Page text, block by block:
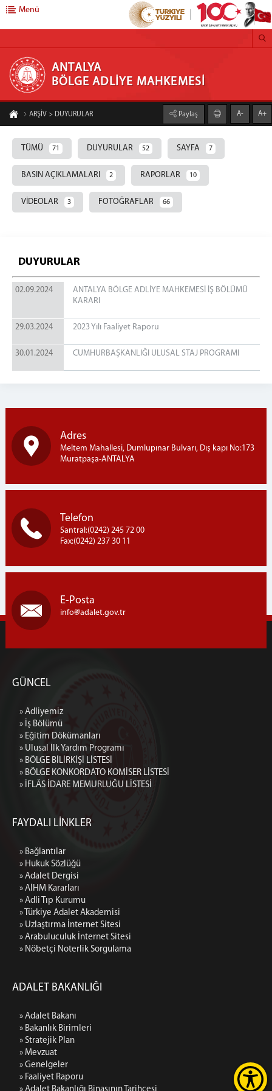
ANTALYA BÖLGE ADLİYE MAHKEMESİ
BAŞSAVCILIK
Cumhuriyet Başsavcısı
Cumhuriyet Başsavcıvekilleri
BAŞKANLIK
Bölge Adliye Mahkemesi Başkanı
KOMİSYON
BÖLGE BİLİRKİŞİ LİSTESİ
BÖLGE KONKORDATO KOMİSER LİSTESİ
İFLÂS İDARE MEMURLUĞU LİSTESİ
İLETİŞİM
Menü
ANTALYA
BÖLGE ADLİYE MAHKEMESİ
ARŞİV > DUYURULAR Paylaş A- A+
TÜMÜ 71 DUYURULAR 52 SAYFA 7
BASIN AÇIKLAMALARI 2 RAPORLAR 10
VİDEOLAR 3 FOTOĞRAFLAR 66
DUYURULAR
02.09.2024
ANTALYA BÖLGE ADLİYE MAHKEMESİ İŞ BÖLÜMÜ
KARARI
29.03.2024 2023 Yılı Faaliyet Raporu
30.01.2024 CUMHURBAŞKANLIĞI ULUSAL STAJ PROGRAMI
Adres
Meltem Mahallesi, Dumlupınar Bulvarı, Dış kapı No:173
Muratpaşa-ANTALYA
Telefon
Santral:(0242) 245 72 00
Fax:(0242) 237 30 11
E-Posta
info adalet.gov.tr
GÜNCEL
» Adliyemiz
» İş Bölümü
» Eğitim Dökümanları
» Ulusal İlk Yardım Programı
» BÖLGE BİLİRKİŞİ LİSTESİ
» BÖLGE KONKORDATO KOMİSER LİSTESİ
» İFLÂS İDARE MEMURLUĞU LİSTESİ
FAYDALI LİNKLER
» Bağlantılar
» Hukuk Sözlüğü
» Adalet Dergisi
» AİHM Kararları
» Adli Tıp Kurumu
» Türkiye Adalet Akademisi
» Uzlaştırma İnternet Sitesi
» Arabuluculuk İnternet Sitesi
» Nöbetçi Noterlik Sorgulama
ADALET BAKANLIĞI
» Adalet Bakanı
» Bakanlık Birimleri
» Stratejik Plan
» Mevzuat
» Genelgeler
» Faaliyet Raporu